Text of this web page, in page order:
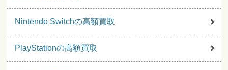
Nintendo Switchの高額買取
PlayStationの高額買取